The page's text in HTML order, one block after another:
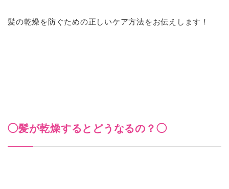
髪の乾燥を防ぐための正しいケア方法をお伝えします！
◯髪が乾燥するとどうなるの？◯